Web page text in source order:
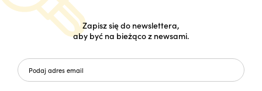
Zapisz się do newslettera,
aby być na bieżąco z newsami.